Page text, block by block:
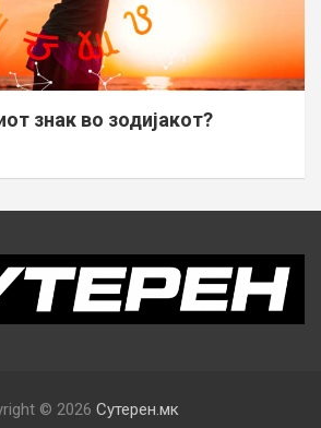
знак во зодијакот?
© 2026 Сутерен.мк